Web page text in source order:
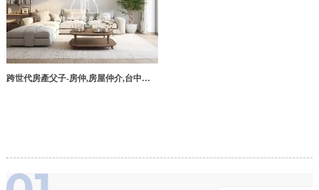
跨世代房產父子-房仲,房屋仲介,台中房